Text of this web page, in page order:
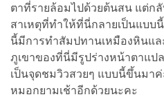
ตาที่รายล้อมไปด้วยต้นสน แต่ก
สาเหตุที่ทำให้ที่นี่กลายเป็นแบบ
นี้มีการทำสัมปทานเหมืองหินแล
ภูเขาของที่นี่มีรูปร่างหน้าตาแป
เป็นจุดชมวิวสวยๆ แบบนี้ขึ้นมา
หมอกยามเช้าอีกด้วยนะคะ